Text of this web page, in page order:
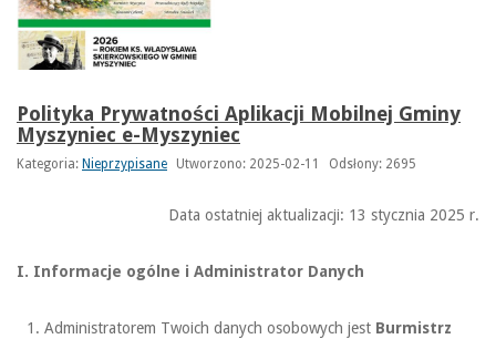
Polityka Prywatności Aplikacji Mobilnej Gminy
Myszyniec e-Myszyniec
Kategoria: Nieprzypisane Utworzono: 2025-02-11 Odsłony: 2695
Data ostatniej aktualizacji: 13 stycznia 2025 r.
I. Informacje ogólne i Administrator Danych
Administratorem Twoich danych osobowych jest Burmistrz